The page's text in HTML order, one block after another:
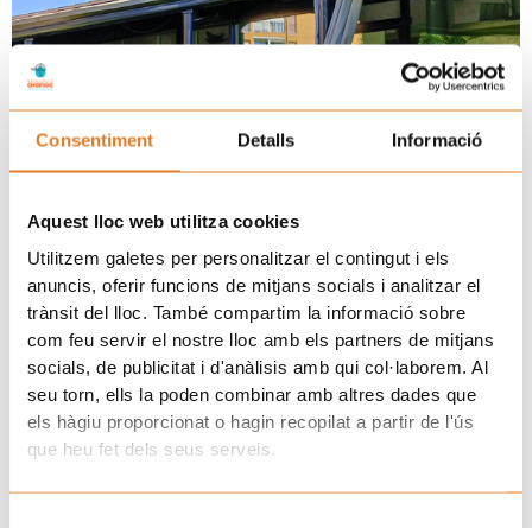
Consentiment Detalls Informació
Aquest lloc web utilitza cookies
Utilitzem galetes per personalitzar el contingut i els
anuncis, oferir funcions de mitjans socials i analitzar el
trànsit del lloc. També compartim la informació sobre
com feu servir el nostre lloc amb els partners de mitjans
socials, de publicitat i d'anàlisis amb qui col·laborem. Al
seu torn, ells la poden combinar amb altres dades que
els hàgiu proporcionat o hagin recopilat a partir de l'ús
que heu fet dels seus serveis.
Fotografia conjunta dels membres de la junta de l’AFANOC i el
conseller de Salut Manel Balcells
Prev
ANTERIOR SEGÜENT
Uneix-te a la família d'Afanoc